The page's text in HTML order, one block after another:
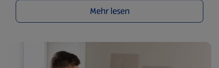
Mehr lesen